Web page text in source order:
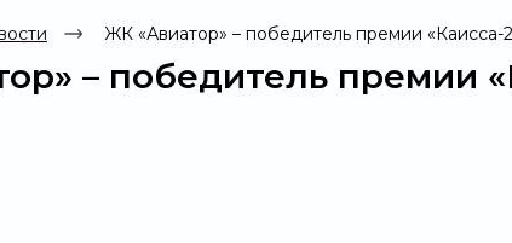
ЖК «Авиатор» – победитель премии «Каисса-
– победитель премии